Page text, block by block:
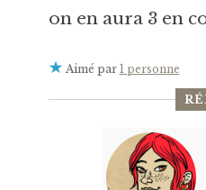
on en aura 3 en
Aimé par 1 personne